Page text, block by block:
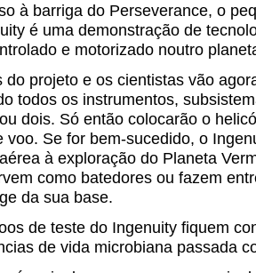
à barriga do Perseverance, o
é uma demonstração de
e motorizado noutro
do projeto e os cientistas vão
todos os instrumentos,
dois. Só então colocarão o
voo. Se for bem-sucedido, o
à exploração do Planeta
como batedores ou fazem
da sua base.
de teste do Ingenuity fiquem
de vida microbiana passada